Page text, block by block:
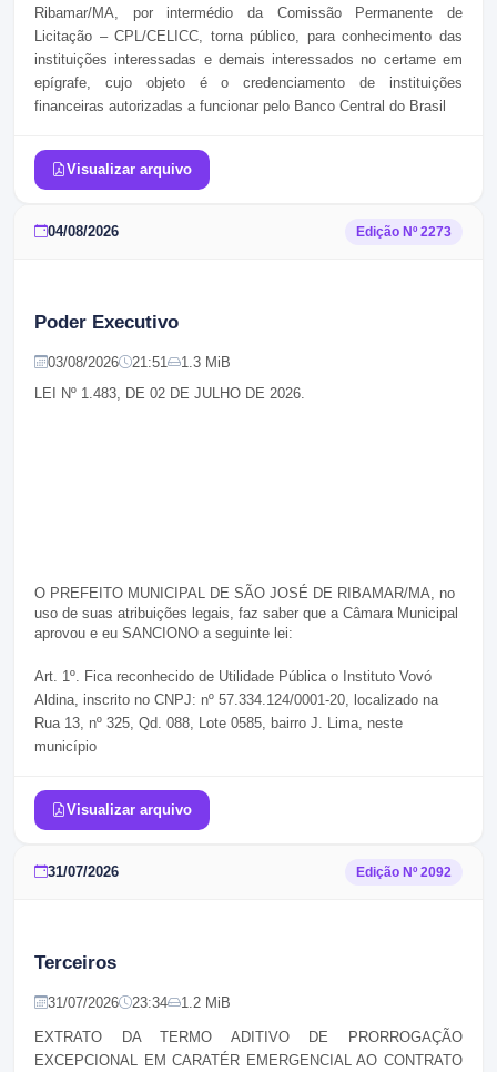
Ribamar/MA, por intermédio da Comissão Permanente de
Licitação – CPL/CELICC, torna público, para conhecimento das
instituições interessadas e demais interessados no certame em
epígrafe, cujo objeto é o credenciamento de instituições
financeiras autorizadas a funcionar pelo Banco Central do Brasil
Visualizar arquivo
04/08/2026 Edição Nº2273
Poder Executivo
03/08/2026 21:51 1.3 MiB
LEI Nº 1.483, DE 02 DE JULHO DE 2026.
O PREFEITO MUNICIPAL DE SÃO JOSÉ DE RIBAMAR/MA, no
uso de suas atribuições legais, faz saber que a Câmara Municipal
aprovou e eu SANCIONO a seguinte lei:
Art. 1º. Fica reconhecido de Utilidade Pública o Instituto Vovó
Aldina, inscrito no CNPJ: nº 57.334.124/0001-20, localizado na
Rua 13, nº 325, Qd. 088, Lote 0585, bairro J. Lima, neste
município
Visualizar arquivo
31/07/2026 Edição Nº2092
Terceiros
31/07/2026 23:34 1.2 MiB
EXTRATO DA TERMO ADITIVO DE PRORROGAÇÃO
EXCEPCIONAL EM CARATÉR EMERGENCIAL AO CONTRATO